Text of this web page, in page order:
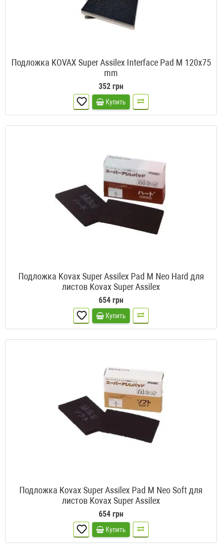
Подложка KOVAX Super Assilex Interface Pad M 120x75
mm
352 грн
Купить
Подложка Kovax Super Assilex Pad M Neo Hard для
листов Kovax Super Assilex
654 грн
Купить
Подложка Kovax Super Assilex Pad M Neo Soft для
листов Kovax Super Assilex
654 грн
Купить